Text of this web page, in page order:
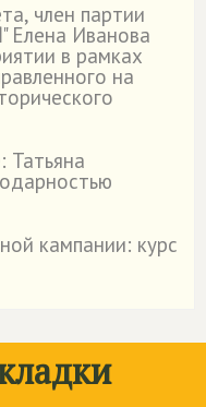
член партии
" Елена Иванова
в рамках
на
Татьяна
кампании: курс